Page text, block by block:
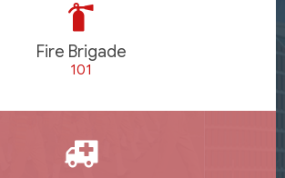
Fire Brigade
101